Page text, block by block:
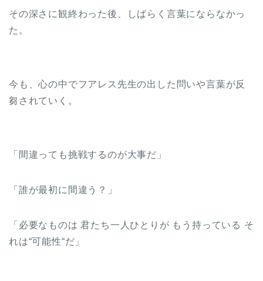
その深さに観終わった後、しばらく言葉にならなかっ
た。
今も、心の中でフアレス先生の出した問いや言葉が反
芻されていく。
「間違っても挑戦するのが大事だ」
「誰が最初に間違う？」
「必要なものは 君たち一人ひとりが もう持っている そ
れは“可能性“だ」